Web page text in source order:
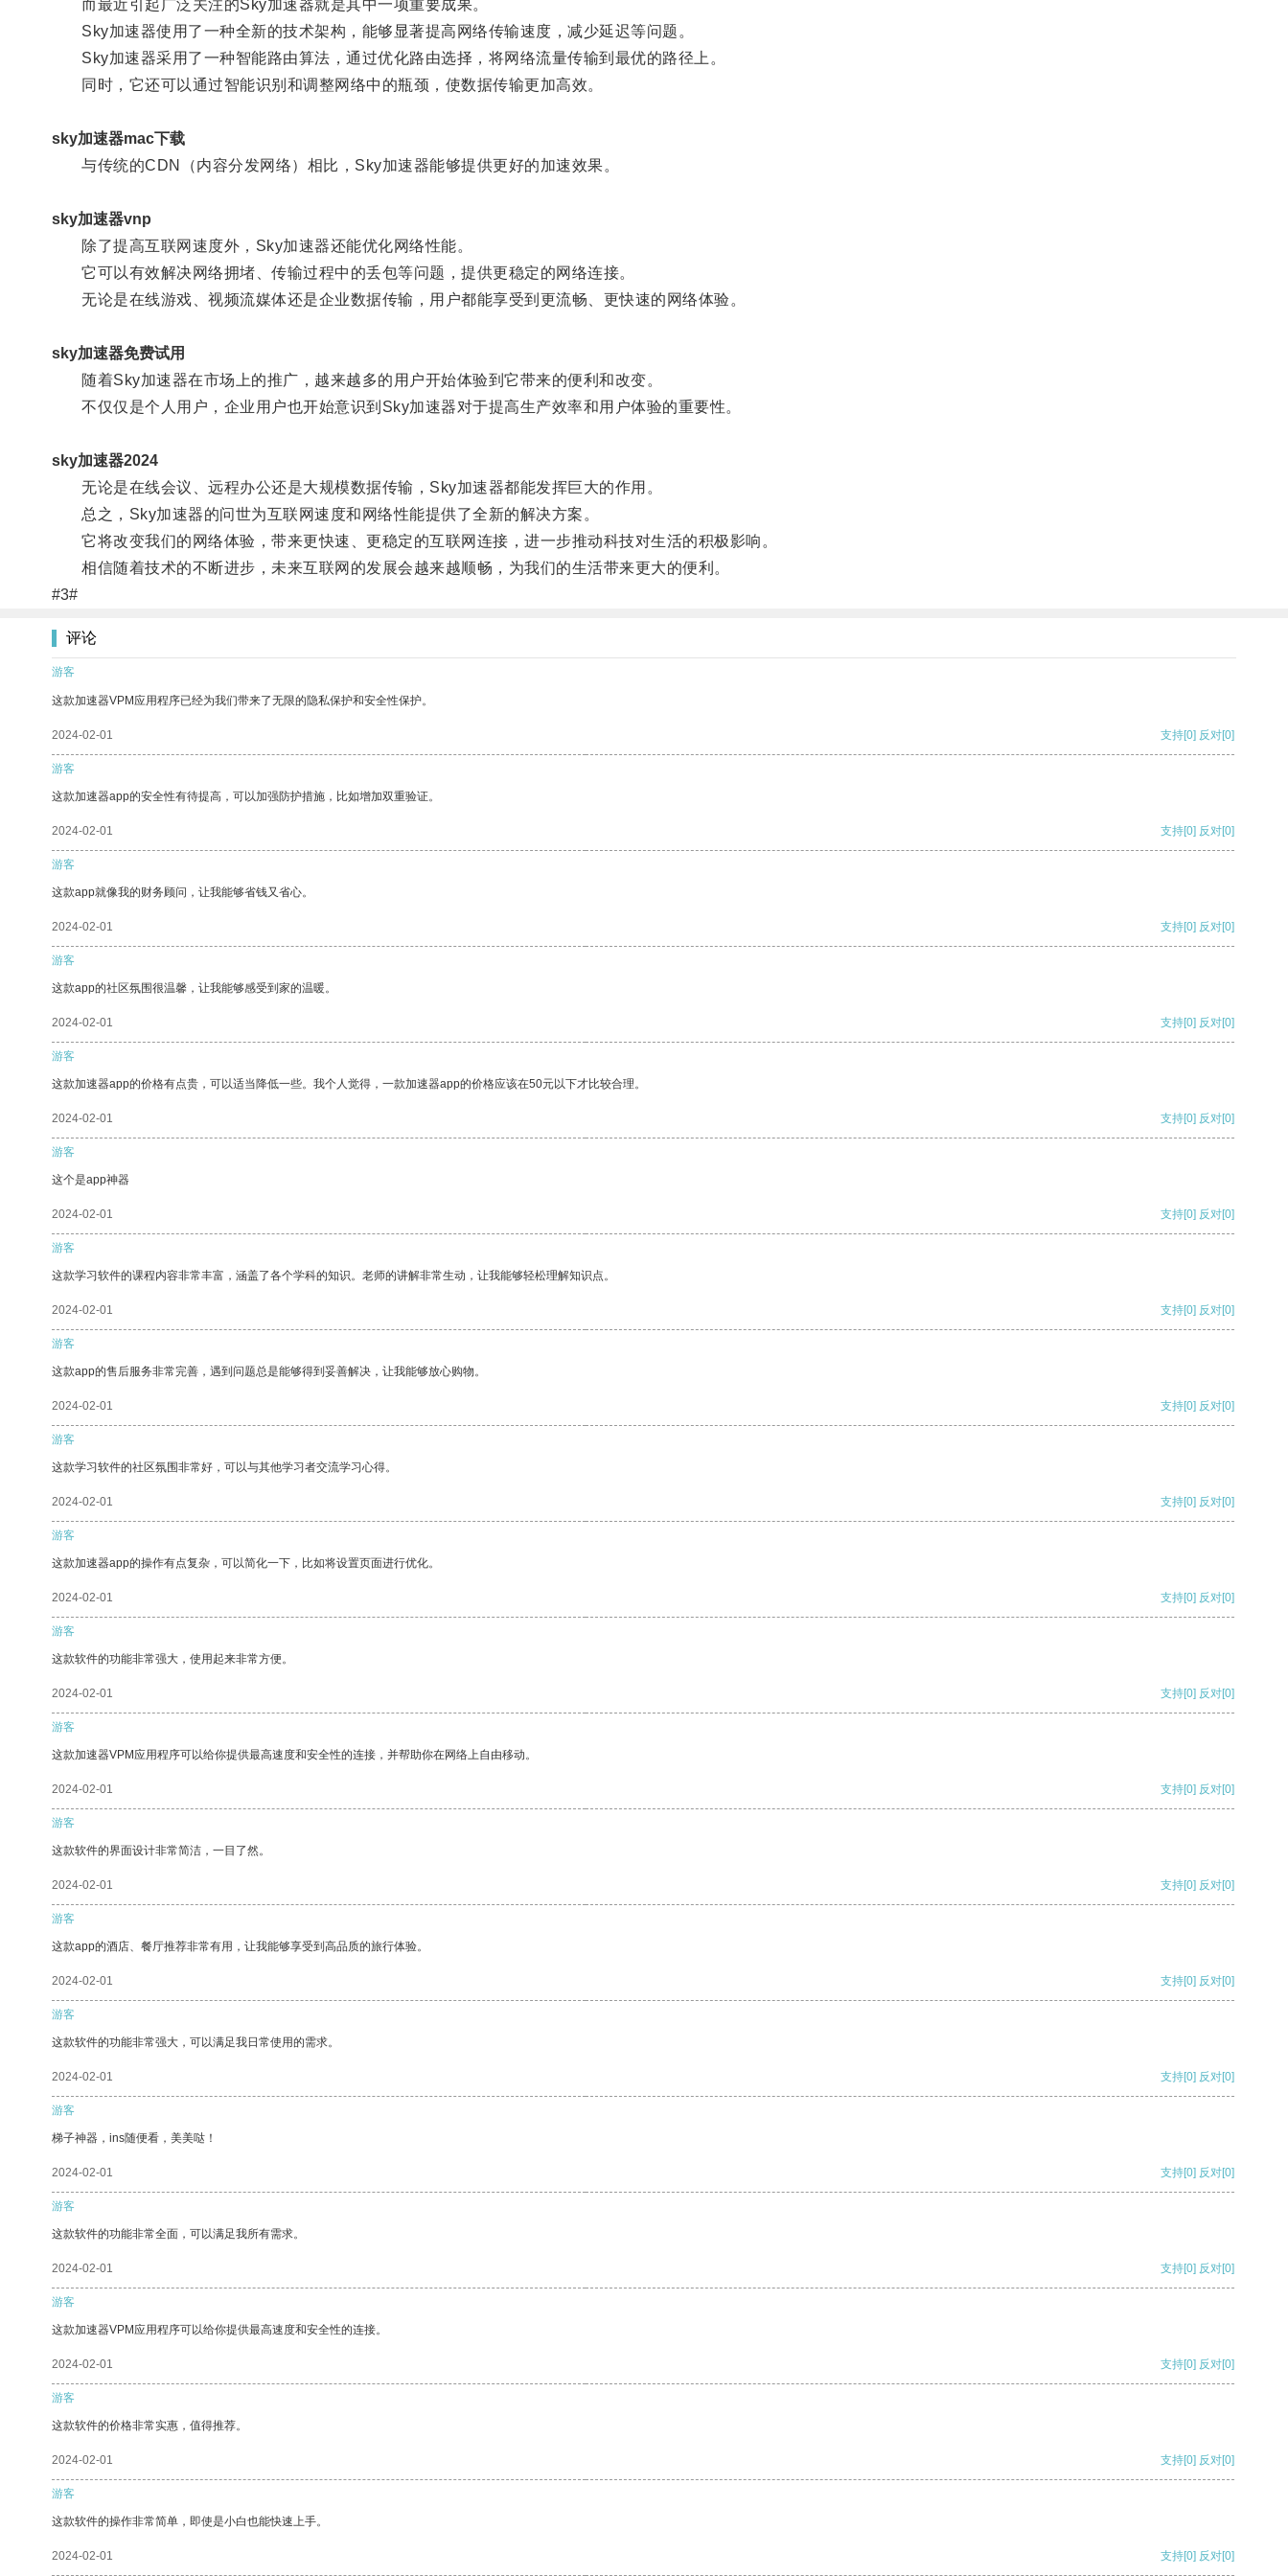
而最近引起广泛关注的Sky加速器就是其中一项重要成果。
Sky加速器使用了一种全新的技术架构，能够显著提高网络传输速度，减少延迟等问题。
Sky加速器采用了一种智能路由算法，通过优化路由选择，将网络流量传输到最优的路径上。
同时，它还可以通过智能识别和调整网络中的瓶颈，使数据传输更加高效。
sky加速器mac下载
与传统的CDN（内容分发网络）相比，Sky加速器能够提供更好的加速效果。
sky加速器vnp
除了提高互联网速度外，Sky加速器还能优化网络性能。
它可以有效解决网络拥堵、传输过程中的丢包等问题，提供更稳定的网络连接。
无论是在线游戏、视频流媒体还是企业数据传输，用户都能享受到更流畅、更快速的网络体验。
sky加速器免费试用
随着Sky加速器在市场上的推广，越来越多的用户开始体验到它带来的便利和改变。
不仅仅是个人用户，企业用户也开始意识到Sky加速器对于提高生产效率和用户体验的重要性。
sky加速器2024
无论是在线会议、远程办公还是大规模数据传输，Sky加速器都能发挥巨大的作用。
总之，Sky加速器的问世为互联网速度和网络性能提供了全新的解决方案。
它将改变我们的网络体验，带来更快速、更稳定的互联网连接，进一步推动科技对生活的积极影响。
相信随着技术的不断进步，未来互联网的发展会越来越顺畅，为我们的生活带来更大的便利。
#3#
评论
游客
这款加速器VPM应用程序已经为我们带来了无限的隐私保护和安全性保护。
2024-02-01 支持[0] 反对[0]
游客
这款加速器app的安全性有待提高，可以加强防护措施，比如增加双重验证。
2024-02-01 支持[0] 反对[0]
游客
这款app就像我的财务顾问，让我能够省钱又省心。
2024-02-01 支持[0] 反对[0]
游客
这款app的社区氛围很温馨，让我能够感受到家的温暖。
2024-02-01 支持[0] 反对[0]
游客
这款加速器app的价格有点贵，可以适当降低一些。我个人觉得，一款加速器app的价格应该在50元以下才比较合理。
2024-02-01 支持[0] 反对[0]
游客
这个是app神器
2024-02-01 支持[0] 反对[0]
游客
这款学习软件的课程内容非常丰富，涵盖了各个学科的知识。老师的讲解非常生动，让我能够轻松理解知识点。
2024-02-01 支持[0] 反对[0]
游客
这款app的售后服务非常完善，遇到问题总是能够得到妥善解决，让我能够放心购物。
2024-02-01 支持[0] 反对[0]
游客
这款学习软件的社区氛围非常好，可以与其他学习者交流学习心得。
2024-02-01 支持[0] 反对[0]
游客
这款加速器app的操作有点复杂，可以简化一下，比如将设置页面进行优化。
2024-02-01 支持[0] 反对[0]
游客
这款软件的功能非常强大，使用起来非常方便。
2024-02-01 支持[0] 反对[0]
游客
这款加速器VPM应用程序可以给你提供最高速度和安全性的连接，并帮助你在网络上自由移动。
2024-02-01 支持[0] 反对[0]
游客
这款软件的界面设计非常简洁，一目了然。
2024-02-01 支持[0] 反对[0]
游客
这款app的酒店、餐厅推荐非常有用，让我能够享受到高品质的旅行体验。
2024-02-01 支持[0] 反对[0]
游客
这款软件的功能非常强大，可以满足我日常使用的需求。
2024-02-01 支持[0] 反对[0]
游客
梯子神器，ins随便看，美美哒！
2024-02-01 支持[0] 反对[0]
游客
这款软件的功能非常全面，可以满足我所有需求。
2024-02-01 支持[0] 反对[0]
游客
这款加速器VPM应用程序可以给你提供最高速度和安全性的连接。
2024-02-01 支持[0] 反对[0]
游客
这款软件的价格非常实惠，值得推荐。
2024-02-01 支持[0] 反对[0]
游客
这款软件的操作非常简单，即使是小白也能快速上手。
2024-02-01 支持[0] 反对[0]